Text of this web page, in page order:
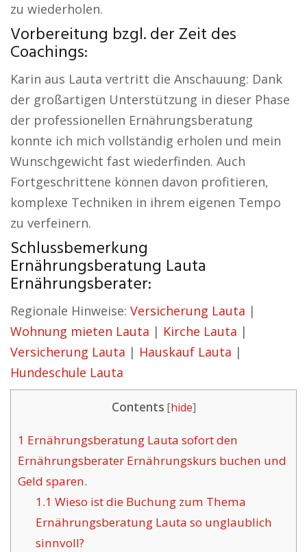
zu wiederholen.
Vorbereitung bzgl. der Zeit des
Coachings:
Karin aus Lauta vertritt die Anschauung: Dank
der großartigen Unterstützung in dieser Phase
der professionellen Ernährungsberatung
konnte ich mich vollständig erholen und mein
Wunschgewicht fast wiederfinden. Auch
Fortgeschrittene können davon profitieren,
komplexe Techniken in ihrem eigenen Tempo
zu verfeinern.
Schlussbemerkung
Ernährungsberatung Lauta
Ernährungsberater:
Regionale Hinweise: Versicherung Lauta |
Wohnung mieten Lauta | Kirche Lauta |
Versicherung Lauta | Hauskauf Lauta |
Hundeschule Lauta
Contents [hide]
1 Ernährungsberatung Lauta sofort den
Ernährungsberater Ernährungskurs buchen und
Geld sparen.
1.1 Wieso ist die Buchung zum Thema
Ernährungsberatung Lauta so unglaublich
sinnvoll?